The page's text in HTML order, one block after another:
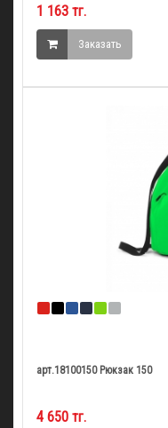
1 163 тг.
Заказать
арт.18100150 Рюкзак 150
4 650 тг.